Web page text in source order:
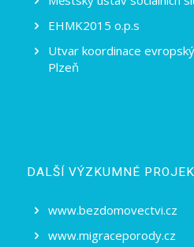
EHMK2015 o.p.s
Utvar koordinace
Plzeň
DALŠÍ VÝZKUMNÉ
www.bezdomovectvi.cz
www.migraceporody.cz